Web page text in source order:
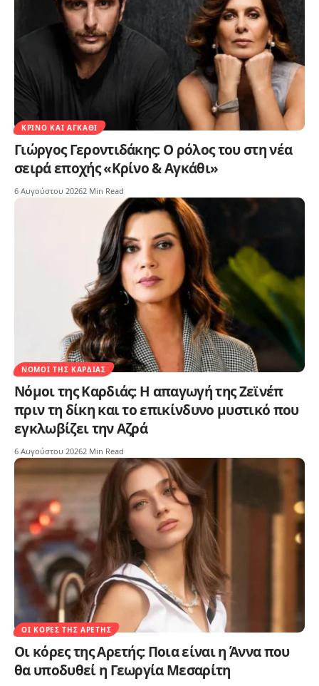
ΚΡΊΝΟ ΚΑΙ ΑΓΚΆΘΙ
Γιώργος Γεροντιδάκης: Ο ρόλος του στη νέα
σειρά εποχής «Κρίνο & Αγκάθι»
6 Αυγούστου 20262 Min Read
ΝΌΜΟΙ ΤΗΣ ΚΑΡΔΙΆΣ
Νόμοι της Καρδιάς: Η απαγωγή της Ζεϊνέπ
πριν τη δίκη και το επικίνδυνο μυστικό που
εγκλωβίζει την Αζρά
6 Αυγούστου 20262 Min Read
ΟΙ ΚΌΡΕΣ ΤΗΣ ΑΡΕΤΉΣ
Οι κόρες της Αρετής: Ποια είναι η Άννα που
θα υποδυθεί η Γεωργία Μεσαρίτη